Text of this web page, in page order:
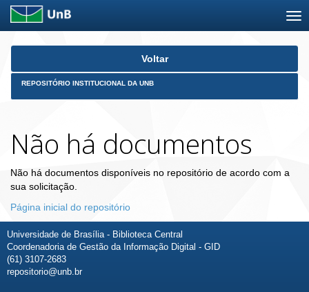
Skip
Voltar
REPOSITÓRIO INSTITUCIONAL DA UNB
Não há documentos
Não há documentos disponíveis no repositório de acordo com a
sua solicitação.
Página inicial do repositório
Universidade de Brasília - Biblioteca Central
Coordenadoria de Gestão da Informação Digital - GID
(61) 3107-2683
repositorio@unb.br